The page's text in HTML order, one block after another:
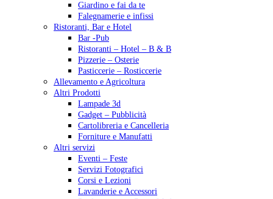
Giardino e fai da te
Falegnamerie e infissi
Ristoranti, Bar e Hotel
Bar -Pub
Ristoranti – Hotel – B & B
Pizzerie – Osterie
Pasticcerie – Rosticcerie
Allevamento e Agricoltura
Altri Prodotti
Lampade 3d
Gadget – Pubblicità
Cartolibreria e Cancelleria
Forniture e Manufatti
Altri servizi
Eventi – Feste
Servizi Fotografici
Corsi e Lezioni
Lavanderie e Accessori